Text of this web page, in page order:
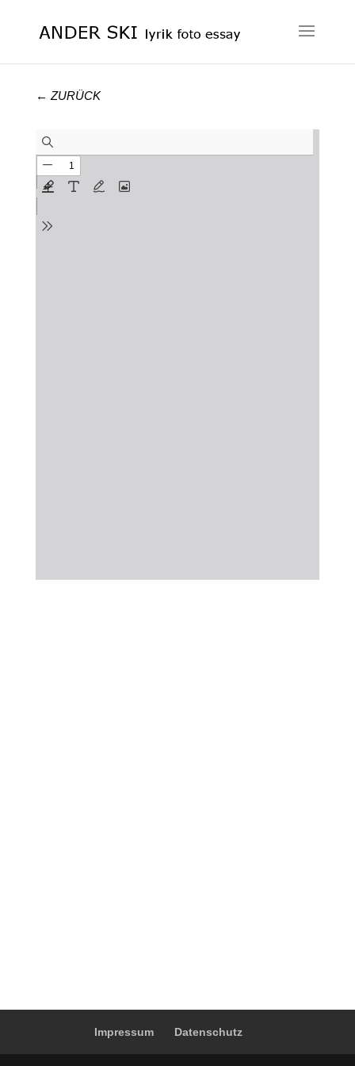
← ZURÜCK
Impressum Datenschutz